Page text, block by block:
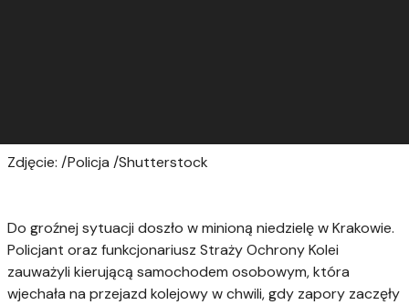
Zdjęcie: /Policja /Shutterstock
Do groźnej sytuacji doszło w minioną niedzielę w Krakowie.
Policjant oraz funkcjonariusz Straży Ochrony Kolei
zauważyli kierującą samochodem osobowym, która
wjechała na przejazd kolejowy w chwili, gdy zapory zaczęły